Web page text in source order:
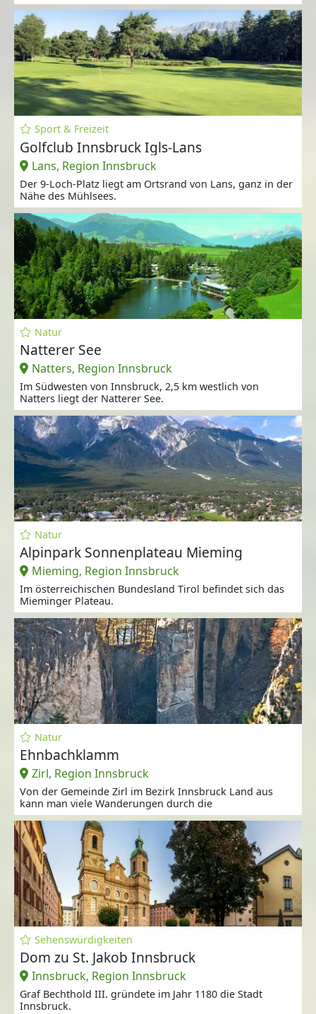
Sport & Freizeit
Golfclub Innsbruck Igls-Lans
Lans, Region Innsbruck
Der 9-Loch-Platz liegt am Ortsrand von Lans, ganz in der
Nähe des Mühlsees.
Natur
Natterer See
Natters, Region Innsbruck
Im Südwesten von Innsbruck, 2,5 km westlich von
Natters liegt der Natterer See.
Natur
Alpinpark Sonnenplateau Mieming
Mieming, Region Innsbruck
Im österreichischen Bundesland Tirol befindet sich das
Mieminger Plateau.
Natur
Ehnbachklamm
Zirl, Region Innsbruck
Von der Gemeinde Zirl im Bezirk Innsbruck Land aus
kann man viele Wanderungen durch die
Sehenswürdigkeiten
Dom zu St. Jakob Innsbruck
Innsbruck, Region Innsbruck
Graf Bechthold III. gründete im Jahr 1180 die Stadt
Innsbruck.